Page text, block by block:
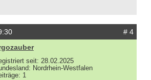
# 4
seit: 28.02.2025
Nordrhein-Westfalen
1